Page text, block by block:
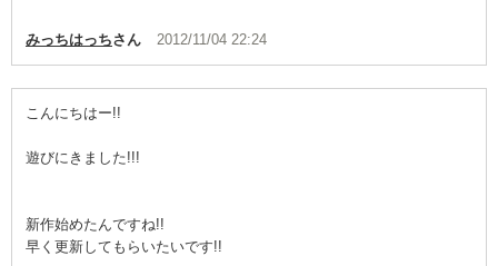
みっちはっちさん 2012/11/04 22:24
こんにちはー!!
遊びにきました!!!
新作始めたんですね!!
早く更新してもらいたいです!!